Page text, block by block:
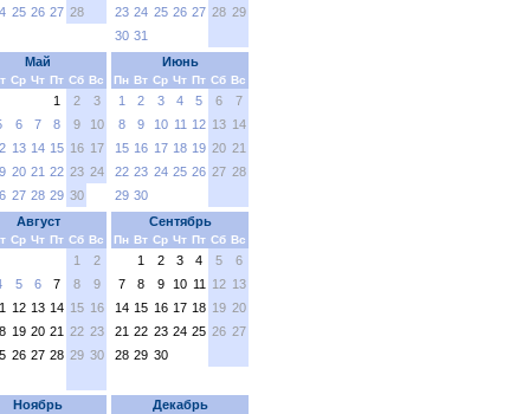
25 26 27 28
23 24 25 26 27 28 29
30 31
Май
Ср Чт Пт Сб Вс
1 2
3
6 7 8 9
10
13 14 15 16 17
20 21 22 23 24
27 28 29 30
Июнь
Пн Вт Ср Чт Пт Сб Вс
1 2 3 4 5 6
7
8
9 10 11 12 13 14
15 16 17 18 19 20 21
22 23 24 25 26 27 28
29 30
Август
Ср Чт Пт Сб Вс
1
2
5 6 7 8
9
12 13 14 15 16
19 20 21 22 23
26 27 28 29 30
Сентябрь
Пн Вт Ср Чт Пт Сб Вс
1 2 3 4 5
6
7
8 9 10 11 12 13
14 15 16 17 18 19 20
21 22 23 24 25 26 27
28 29 30
Ноябрь Декабрь